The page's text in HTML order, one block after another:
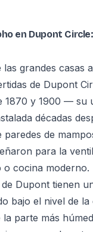
en Dupont
las grandes casas
de Dupont
1870 y 1900 — su
décadas
paredes de
para la
o cocina moderno.
Dupont tienen
bajo el nivel de
parte más